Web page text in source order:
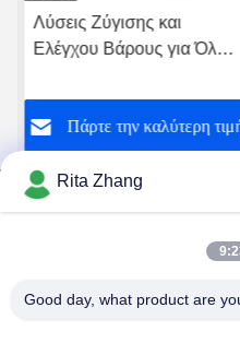
Λύσεις Ζύγισης και
Ελέγχου Βάρους για Όλες
Ζυγιστικός Μεταφορικός
ΙμάνταςΠάρτε την καλύτερη τιμή
Rita Zhang
Good day, what product are